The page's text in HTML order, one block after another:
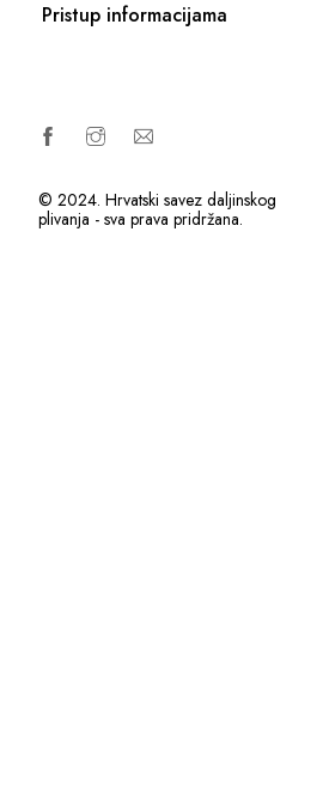
Pristup informacijama
© 2024. Hrvatski savez daljinskog
plivanja - sva prava pridržana.